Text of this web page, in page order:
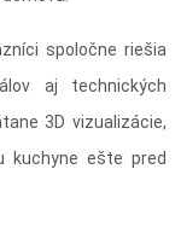
spoločne riešia
aj technických
3D vizualizácie,
kuchyne ešte pred